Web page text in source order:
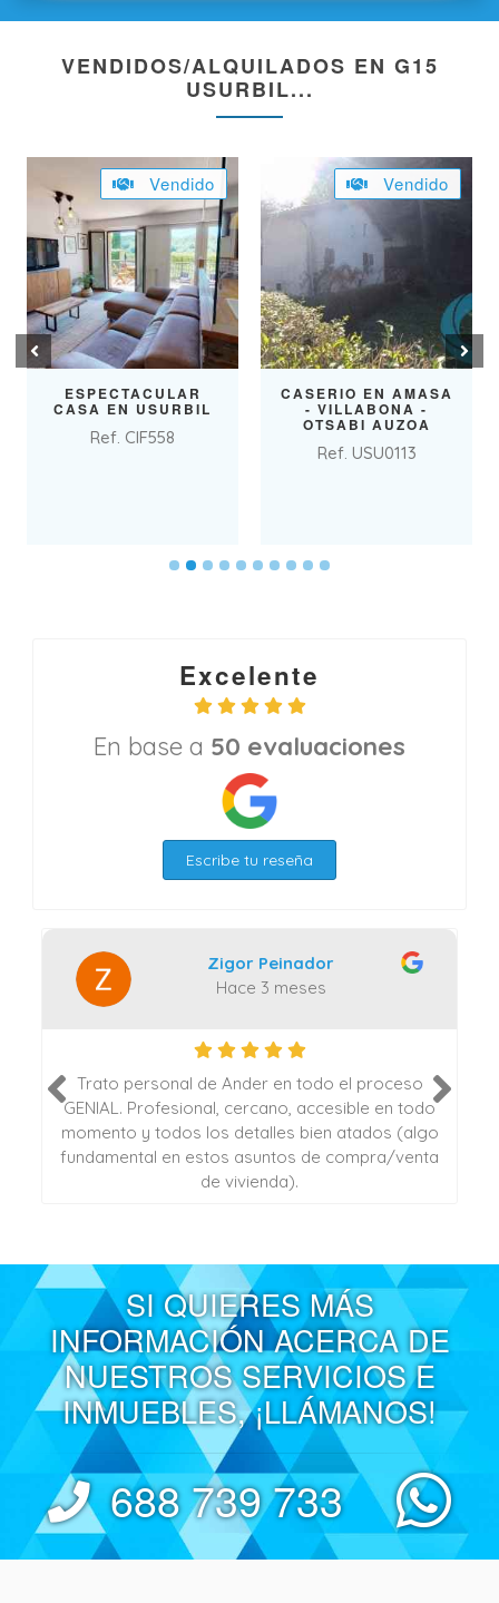
VENDIDOS/ALQUILADOS EN G15
USURBIL...
Prev
Vendido
ESPECTACULAR
CASA EN USURBIL
Ref. CIF558
Vendido
CASERIO EN AMASA
- VILLABONA -
OTSABI AUZOA
Ref. USU0113
Next
Excelente
En base a 50 evaluaciones
Escribe tu reseña
Prev
Zigor Peinador
Hace 3 meses
Trato personal de Ander en todo el proceso
GENIAL. Profesional, cercano, accesible en todo
momento y todos los detalles bien atados (algo
fundamental en estos asuntos de compra/venta
de vivienda).
Next
SI QUIERES MÁS
INFORMACIÓN ACERCA DE
NUESTROS SERVICIOS E
INMUEBLES, ¡LLÁMANOS!
688 739 733